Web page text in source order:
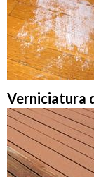
Verniciatura